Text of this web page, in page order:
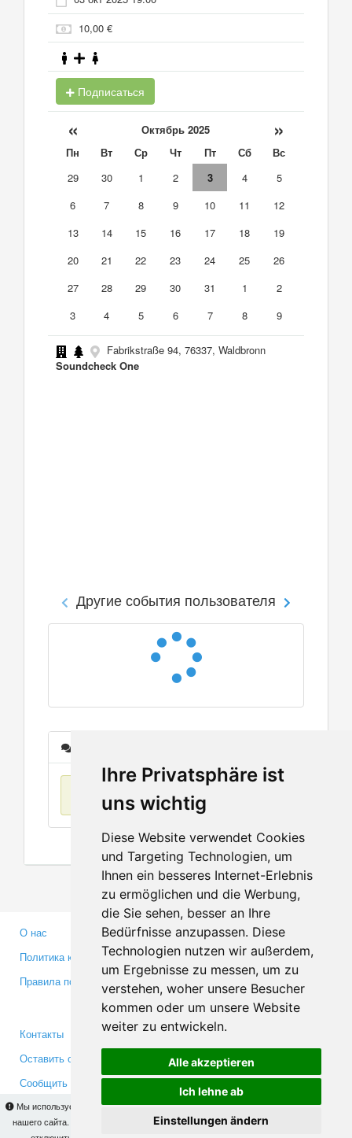
Ihre Privatsphäre ist
uns wichtig
Diese Website verwendet Cookies
und Targeting Technologien, um
Ihnen ein besseres Internet-Erlebnis
zu ermöglichen und die Werbung,
die Sie sehen, besser an Ihre
Bedürfnisse anzupassen. Diese
Technologien nutzen wir außerdem,
um Ergebnisse zu messen, um zu
verstehen, woher unsere Besucher
kommen oder um unsere Website
weiter zu entwickeln.
Alle akzeptieren
Ich lehne ab
Einstellungen ändern
Мы используем cookies для того, чтобы Вы могли использовать весь функционал
нашего сайта. На
Вы сможете узнать подробности и, при желании,
10,00 €
Подписаться
« Октябрь 2025 »
Пн Вт Ср Чт Пт Сб
Вс
29
30 1 2 3 4
5
6
7 8 9 10 11
12
13
14 15 16 17 18
19
20
21 22 23 24 25
26
27
28 29 30 31 1
2
3
4 5 6 7 8 9
Fabrikstraße 94, 76337, Waldbronn
Soundcheck One
Другие события пользователя
О нас
Политика конфиденциальности
Правила пользования
Партнерам
Инвесторам
Медиа
Контакты
Оставить отзыв
Сообщить об ошибке
Facebook
Twitter
YouTube
Google+